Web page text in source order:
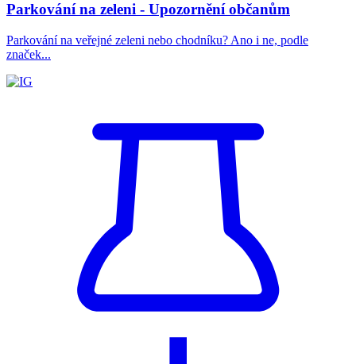
Parkování na zeleni - Upozornění občanům
Parkování na veřejné zeleni nebo chodníku? Ano i ne, podle
značek...